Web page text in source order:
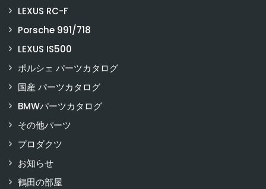
LEXUS RC-F
Porsche 991/718
LEXUS IS500
ポルシェ パーツカタログ
国産 パーツカタログ
BMWパーツカタログ
その他パーツ
プロダクツ
お知らせ
鶴田の部屋